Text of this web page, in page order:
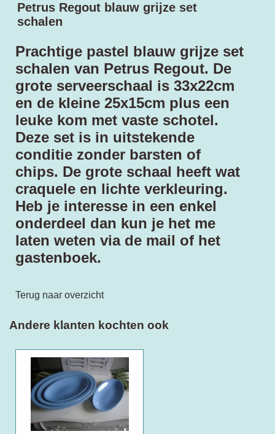
Petrus Regout blauw grijze set
schalen
Prachtige pastel blauw grijze set
schalen van Petrus Regout. De
grote serveerschaal is 33x22cm
en de kleine 25x15cm plus een
leuke kom met vaste schotel.
Deze set is in uitstekende
conditie zonder barsten of
chips. De grote schaal heeft wat
craquele en lichte verkleuring.
Heb je interesse in een enkel
onderdeel dan kun je het me
laten weten via de mail of het
gastenboek.
Terug naar overzicht
Andere klanten kochten ook